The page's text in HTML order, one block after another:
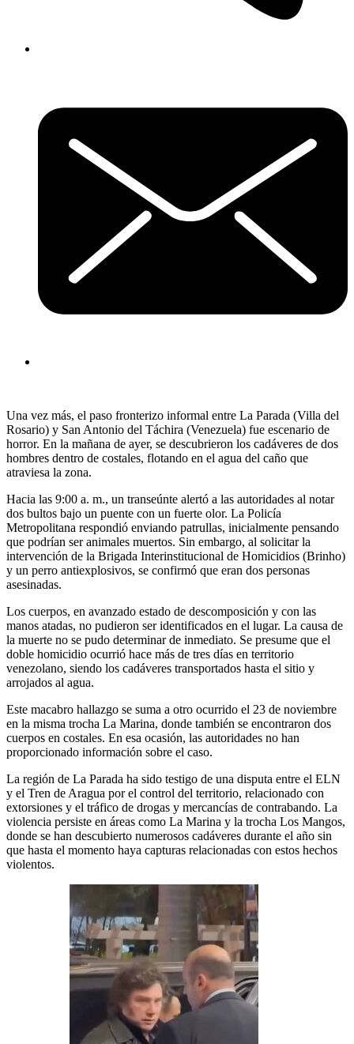
Una vez más, el paso fronterizo informal entre La Parada (Villa del
Rosario) y San Antonio del Táchira (Venezuela) fue escenario de
horror. En la mañana de ayer, se descubrieron los cadáveres de dos
hombres dentro de costales, flotando en el agua del caño que
atraviesa la zona.
Hacia las 9:00 a. m., un transeúnte alertó a las autoridades al notar
dos bultos bajo un puente con un fuerte olor. La Policía
Metropolitana respondió enviando patrullas, inicialmente pensando
que podrían ser animales muertos. Sin embargo, al solicitar la
intervención de la Brigada Interinstitucional de Homicidios (Brinho)
y un perro antiexplosivos, se confirmó que eran dos personas
asesinadas.
Los cuerpos, en avanzado estado de descomposición y con las
manos atadas, no pudieron ser identificados en el lugar. La causa de
la muerte no se pudo determinar de inmediato. Se presume que el
doble homicidio ocurrió hace más de tres días en territorio
venezolano, siendo los cadáveres transportados hasta el sitio y
arrojados al agua.
Este macabro hallazgo se suma a otro ocurrido el 23 de noviembre
en la misma trocha La Marina, donde también se encontraron dos
cuerpos en costales. En esa ocasión, las autoridades no han
proporcionado información sobre el caso.
La región de La Parada ha sido testigo de una disputa entre el ELN
y el Tren de Aragua por el control del territorio, relacionado con
extorsiones y el tráfico de drogas y mercancías de contrabando. La
violencia persiste en áreas como La Marina y la trocha Los Mangos,
donde se han descubierto numerosos cadáveres durante el año sin
que hasta el momento haya capturas relacionadas con estos hechos
violentos.